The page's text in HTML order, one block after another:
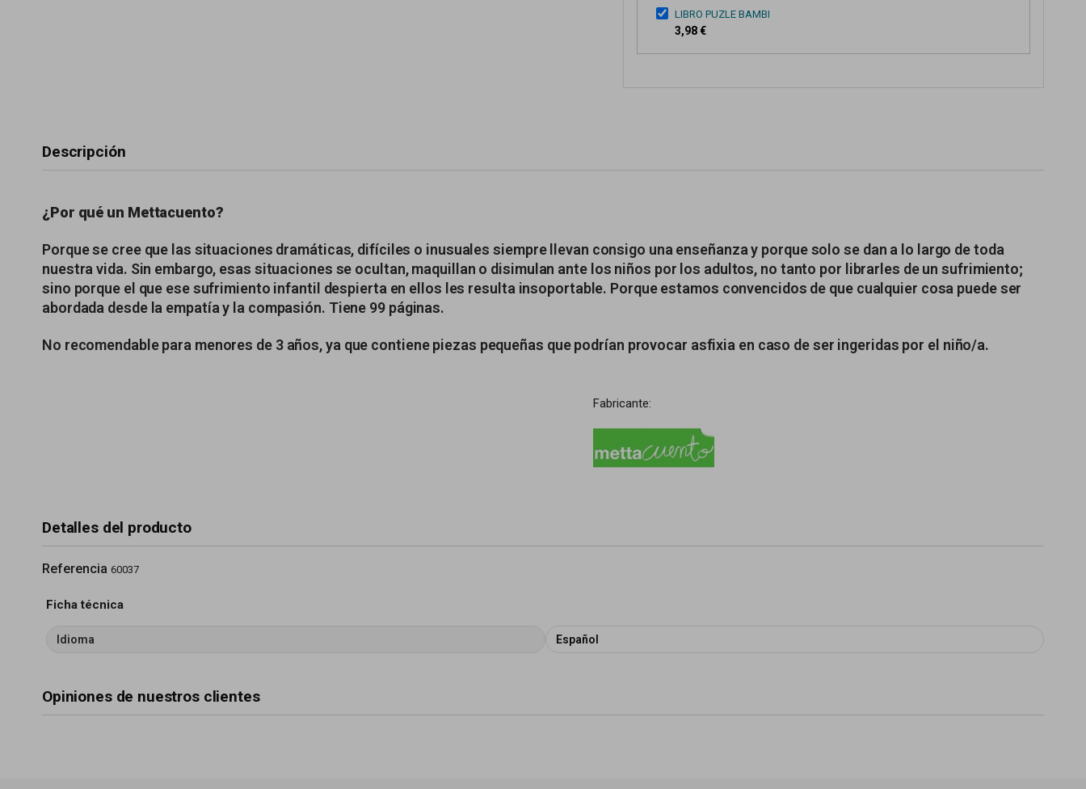
LIBRO PUZLE BAMBI
3,98 €
Descripción
¿Por qué un Mettacuento?
Porque se cree que las situaciones dramáticas, difíciles o inusuales siempre llevan consigo una enseñanza y porque solo se dan a lo largo de toda
nuestra vida. Sin embargo, esas situaciones se ocultan, maquillan o disimulan ante los niños por los adultos, no tanto por librarles de un sufrimiento;
sino porque el que ese sufrimiento infantil despierta en ellos les resulta insoportable. Porque estamos convencidos de que cualquier cosa puede ser
abordada desde la empatía y la compasión. Tiene 99 páginas.
No recomendable para menores de 3 años, ya que contiene piezas pequeñas que podrían provocar asfixia en caso de ser ingeridas por el niño/a.
Fabricante:
Detalles del producto
Referencia 60037
Ficha técnica
Idioma Español
Opiniones de nuestros clientes